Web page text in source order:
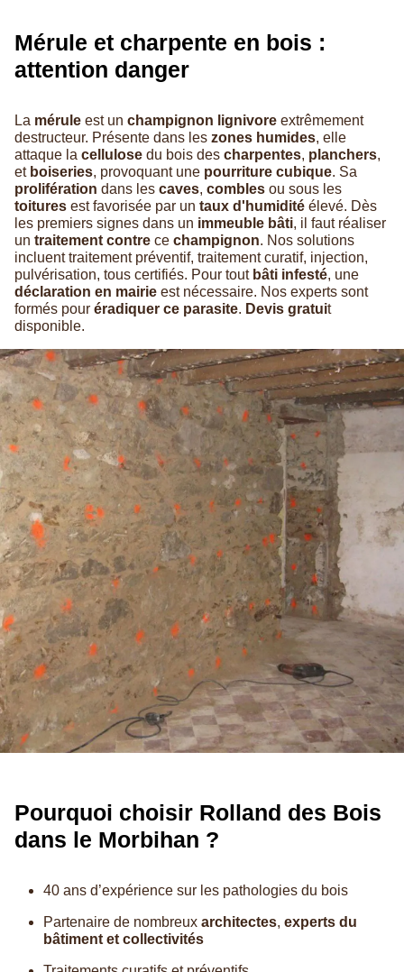
Mérule et charpente en bois :
attention danger
La mérule est un champignon lignivore extrêmement
destructeur. Présente dans les zones humides, elle
attaque la cellulose du bois des charpentes, planchers,
et boiseries, provoquant une pourriture cubique. Sa
prolifération dans les caves, combles ou sous les
toitures est favorisée par un taux d'humidité élevé. Dès
les premiers signes dans un immeuble bâti, il faut réaliser
un traitement contre ce champignon. Nos solutions
incluent traitement préventif, traitement curatif, injection,
pulvérisation, tous certifiés. Pour tout bâti infesté, une
déclaration en mairie est nécessaire. Nos experts sont
formés pour éradiquer ce parasite. Devis gratuit
disponible.
Pourquoi choisir Rolland des Bois
dans le Morbihan ?
40 ans d’expérience sur les pathologies du bois
Partenaire de nombreux architectes, experts du
bâtiment et collectivités